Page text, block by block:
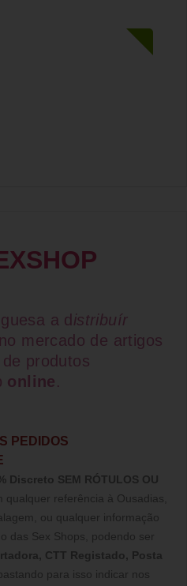
a d istribuír
no mercado de artigos
produtos
online.
PEDIDOS
Discreto SEM RÓTULOS OU
qualquer referência à Ousadias,
ou qualquer informação
das Sex Shops, podendo ser
CTT Registado, Posta
bastando para isso indicar nos